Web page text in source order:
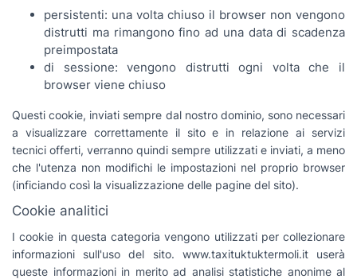
persistenti: una volta chiuso il browser non vengono
distrutti ma rimangono fino ad una data di scadenza
preimpostata
di sessione: vengono distrutti ogni volta che il
browser viene chiuso
Questi cookie, inviati sempre dal nostro dominio, sono necessari
a visualizzare correttamente il sito e in relazione ai servizi
tecnici offerti, verranno quindi sempre utilizzati e inviati, a meno
che l'utenza non modifichi le impostazioni nel proprio browser
(inficiando così la visualizzazione delle pagine del sito).
Cookie analitici
I cookie in questa categoria vengono utilizzati per collezionare
informazioni sull'uso del sito. www.taxituktuktermoli.it userà
queste informazioni in merito ad analisi statistiche anonime al